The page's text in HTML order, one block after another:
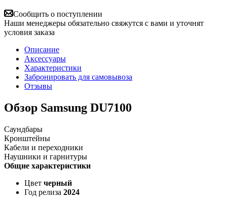
Сообщить о поступлении
Наши менеджеры обязательно свяжутся с вами и уточнят
условия заказа
Описание
Аксессуары
Характеристики
Забронировать для самовывоза
Отзывы
Обзор Samsung DU7100
Саундбары
Кронштейны
Кабели и переходники
Наушники и гарнитуры
Общие характеристики
Цвет черный
Год релиза 2024